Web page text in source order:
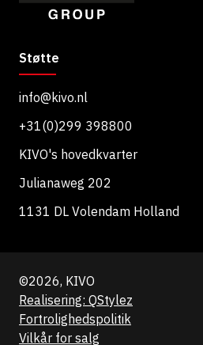
Støtte
info@kivo.nl
+31(0)299 398800
KIVO's hovedkvarter
Julianaweg 202
1131 DL Volendam Holland
©2026, KIVO
Realisering: QStylez
Fortrolighedspolitik
Vilkår for salg